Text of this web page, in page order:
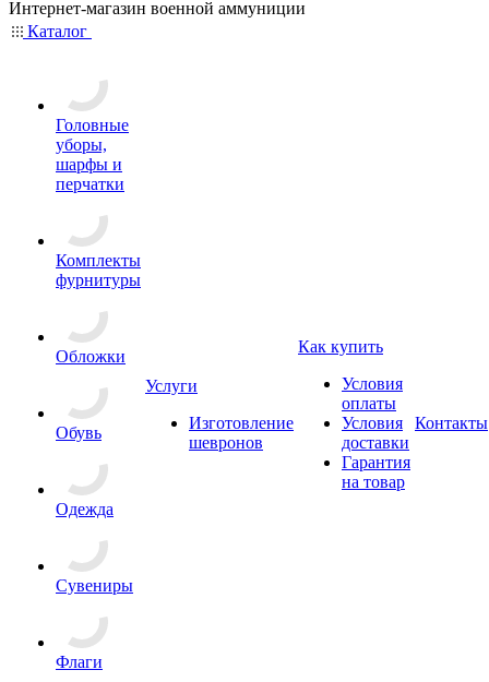
Интернет-магазин военной аммуниции
Каталог
Головные
уборы,
шарфы и
перчатки
Комплекты
фурнитуры
Обложки
Обувь
Одежда
Сувениры
Флаги
Услуги
Изготовление
шевронов
Как купить
Условия
оплаты
Условия
доставки
Гарантия
на товар
Контакты